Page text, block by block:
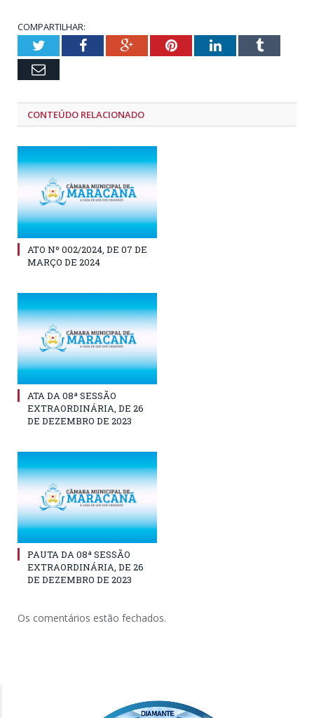
COMPARTILHAR:
TwitterFacebookGoogle+PinterestLinkedInTumblr
Email
CONTEÚDO RELACIONADO
ATO Nº 002/2024, DE 07 DE
MARÇO DE 2024
ATA DA 08ª SESSÃO
EXTRAORDINÁRIA, DE 26
DE DEZEMBRO DE 2023
PAUTA DA 08ª SESSÃO
EXTRAORDINÁRIA, DE 26
DE DEZEMBRO DE 2023
Os comentários estão fechados.